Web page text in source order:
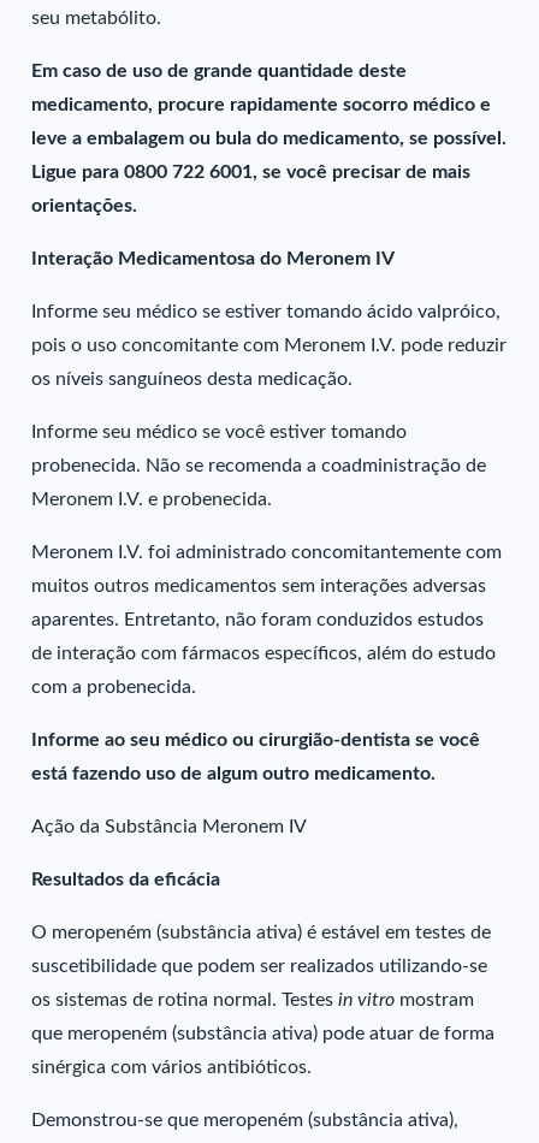
seu metabólito.
Em caso de uso de grande quantidade deste
medicamento, procure rapidamente socorro médico e
leve a embalagem ou bula do medicamento, se possível.
Ligue para 0800 722 6001, se você precisar de mais
orientações.
Interação Medicamentosa do Meronem IV
Informe seu médico se estiver tomando ácido valpróico,
pois o uso concomitante com Meronem I.V. pode reduzir
os níveis sanguíneos desta medicação.
Informe seu médico se você estiver tomando
probenecida. Não se recomenda a coadministração de
Meronem I.V. e probenecida.
Meronem I.V. foi administrado concomitantemente com
muitos outros medicamentos sem interações adversas
aparentes. Entretanto, não foram conduzidos estudos
de interação com fármacos específicos, além do estudo
com a probenecida.
Informe ao seu médico ou cirurgião-dentista se você
está fazendo uso de algum outro medicamento.
Ação da Substância Meronem IV
Resultados da eficácia
O meropeném (substância ativa) é estável em testes de
suscetibilidade que podem ser realizados utilizando-se
os sistemas de rotina normal. Testes in vitro mostram
que meropeném (substância ativa) pode atuar de forma
sinérgica com vários antibióticos.
Demonstrou-se que meropeném (substância ativa),